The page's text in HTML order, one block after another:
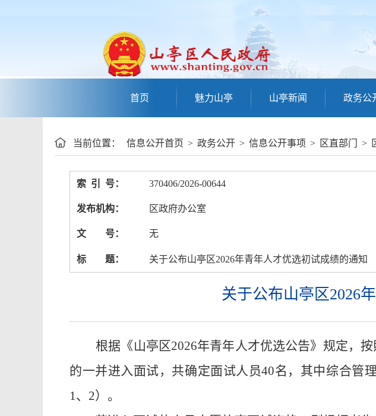
首页 魅力山亭 山亭新闻 政务公
当前位置： 信息公开首页 > 政务公开 > 信息公开事项 > 区直部门 >
索 引 号： 370406/2026-00644
发布机构： 区政府办公室
文 号： 无
标 题： 关于公布山亭区2026年青年人才优选初试成绩的通知
关于公布山亭区2026
根据《山亭区2026年青年人才优选公告》规定， 按
的一并进入面试， 共确定面试人员40名，其中综合管
1、2）。